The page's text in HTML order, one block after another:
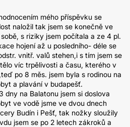
mého příspěvku se
naložil tak jsem se konečně ve
s riziky jsem počítala a ze 4 pl.
hojení až u posledního- déle se
vnitř. valů stehen,i s tím jsem se
víc trpělivosti a času, kterého v
po 8 měs. jsem byla s rodinou na
a plavání v budapešť.
dny na Balatonu jsem si doslova
ve vodě jsme ve dvou dnech
Budín i Pešť, tak nožky sloužily
jsem se po 2 letech zákroků a